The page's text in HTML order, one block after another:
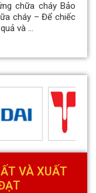
chữa cháy Bảo
cháy – Để chiếc
và ...
VÀ XUẤT